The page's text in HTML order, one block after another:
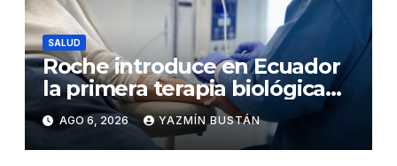
SALUD
Roche introduce en Ecuador
la primera terapia biológica
de precisión capaz de
detener el daño renal por
nefritis lúpica
AGO 6, 2026 YAZMÍN BUSTÁN